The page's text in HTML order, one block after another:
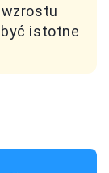
istotne